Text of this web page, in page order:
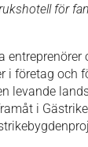
för
entreprenörer
i företag och
levande
i